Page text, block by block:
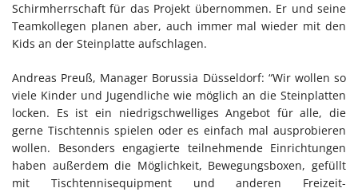
Schirmherrschaft für das Projekt übernommen. Er und seine
Teamkollegen planen aber, auch immer mal wieder mit den
Kids an der Steinplatte aufschlagen.
Andreas Preuß, Manager Borussia Düsseldorf: “Wir wollen so
viele Kinder und Jugendliche wie möglich an die Steinplatten
locken. Es ist ein niedrigschwelliges Angebot für alle, die
gerne Tischtennis spielen oder es einfach mal ausprobieren
wollen. Besonders engagierte teilnehmende Einrichtungen
haben außerdem die Möglichkeit, Bewegungsboxen, gefüllt
mit Tischtennisequipment und anderen Freizeit-